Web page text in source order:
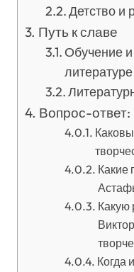
Детство и
Путь к славе
Обучение
литературе
Вопрос-ответ:
Какие
Какую
Когда